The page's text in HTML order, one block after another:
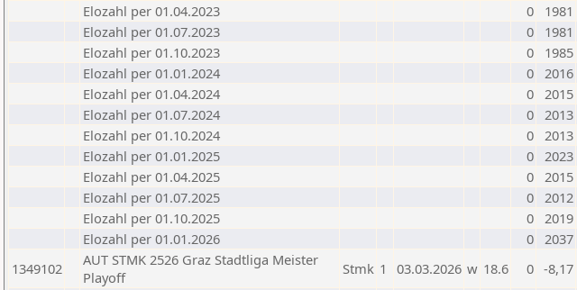
Elozahl per 01.04.2023
0
1981
Elozahl per 01.07.2023
0
1981
Elozahl per 01.10.2023
0
1985
Elozahl per 01.01.2024
0 2016
Elozahl per 01.04.2024
0 2015
Elozahl per 01.07.2024
0 2013
Elozahl per 01.10.2024
0 2013
Elozahl per 01.01.2025
0 2023
Elozahl per 01.04.2025
0 2015
Elozahl per 01.07.2025
0 2012
Elozahl per 01.10.2025
0 2019
Elozahl per 01.01.2026
0 2037
1349102
AUT STMK 2526 Graz Stadtliga Meister
Playoff
Stmk 1 03.03.2026 w 18.6 0 -8,17